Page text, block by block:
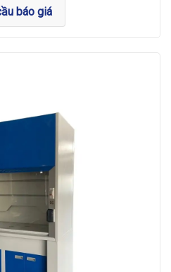
báo giá